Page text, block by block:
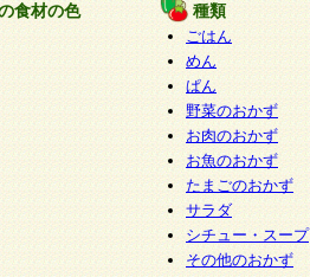
食材の色 種類
ごはん
めん
ぱん
野菜のおかず
お肉のおかず
お魚のおかず
たまごのおかず
サラダ
シチュー・スープ
その他のおかず